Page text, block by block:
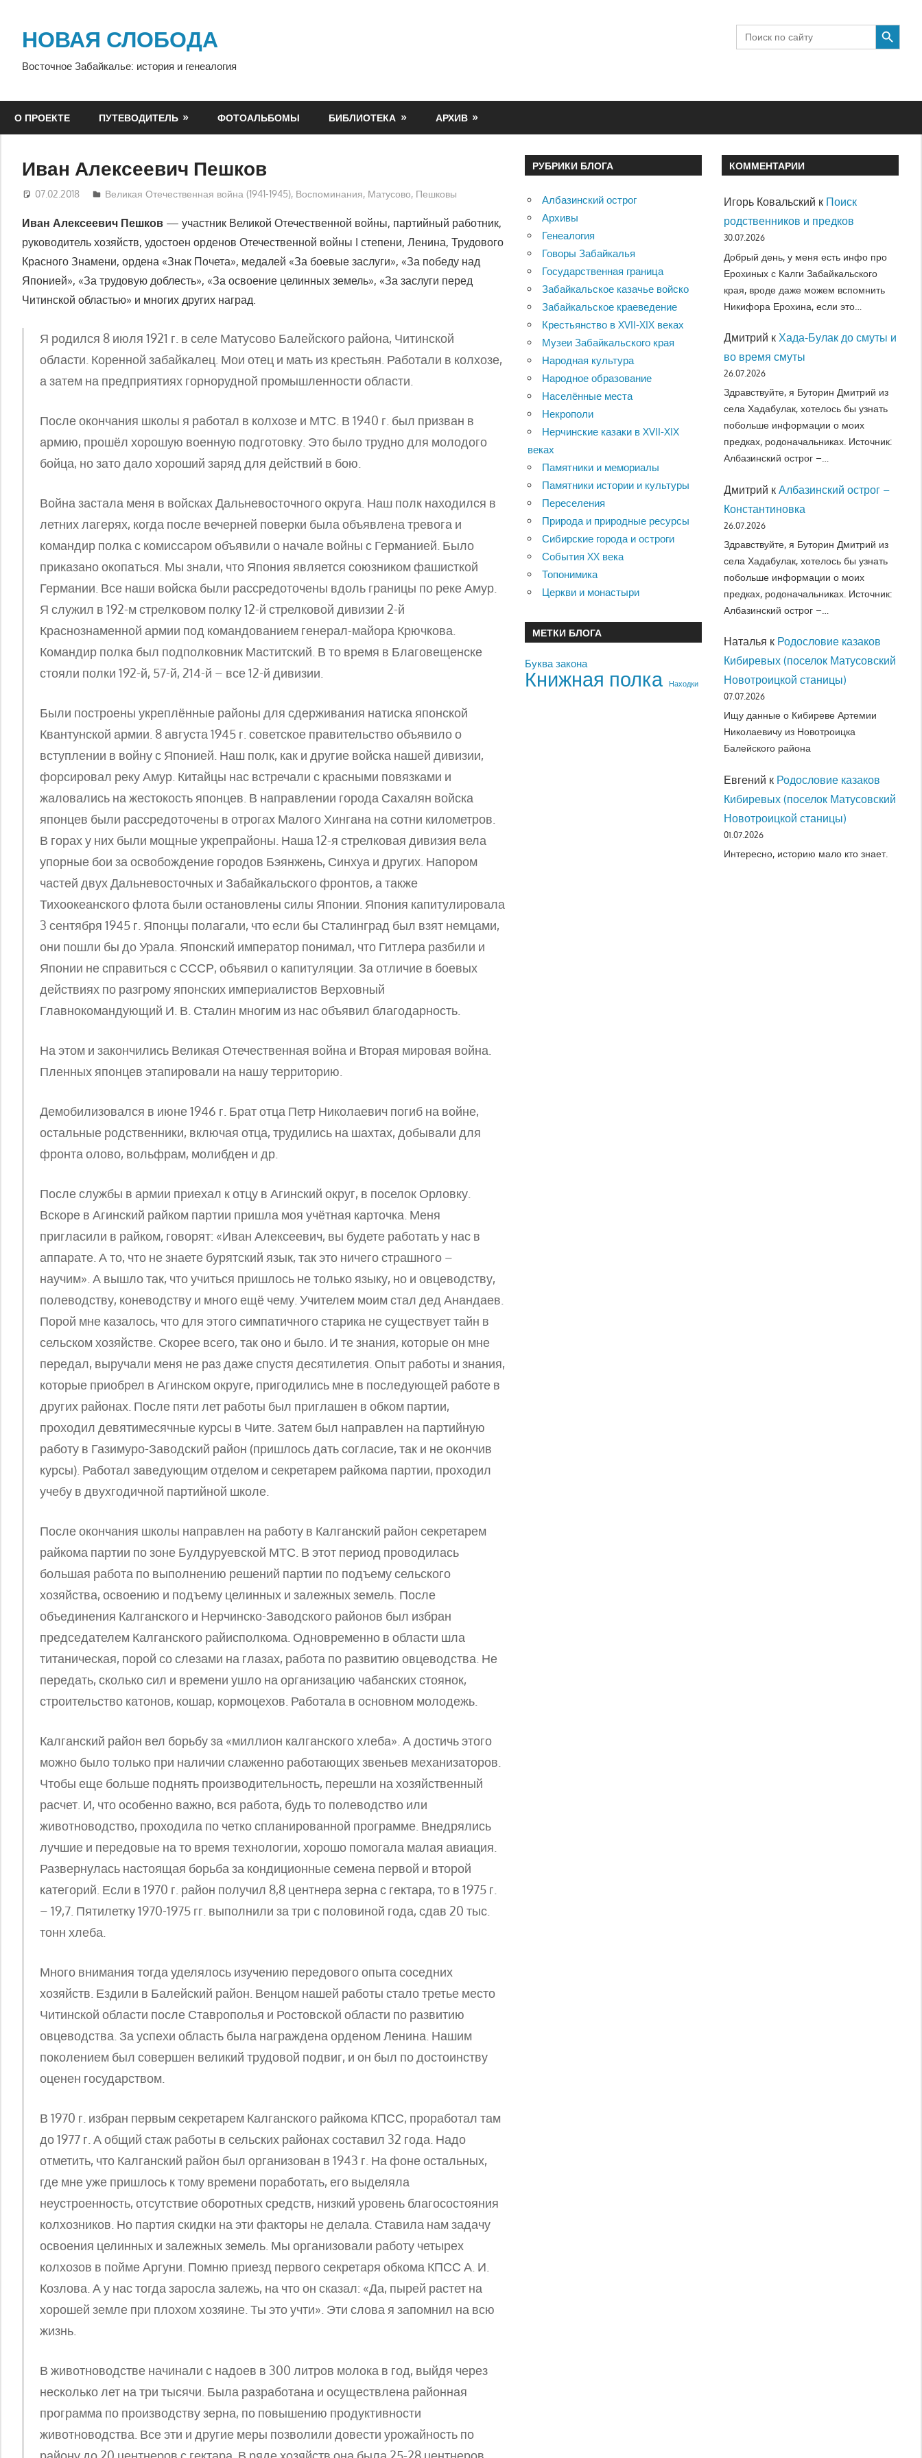
содержимому
НОВАЯ СЛОБОДА
Восточное Забайкалье: история и генеалогия
Search
for:
SEARCH BUTTON
О ПРОЕКТЕ ПУТЕВОДИТЕЛЬ ФОТОАЛЬБОМЫ БИБЛИОТЕКА АРХИВ
Иван Алексеевич Пешков
07.02.2018 Екатерина Аникина
Великая Отечественная война (1941-1945), Воспоминания, Матусово, Пешковы
Иван Алексеевич Пешков — участник Великой Отечественной войны, партийный работник,
руководитель хозяйств, удостоен орденов Отечественной войны I степени, Ленина, Трудового
Красного Знамени, ордена «Знак Почета», медалей «За боевые заслуги», «За победу над
Японией», «За трудовую доблесть», «За освоение целинных земель», «За заслуги перед
Читинской областью» и многих других наград.
Я родился 8 июля 1921 г. в селе Матусово Балейского района, Читинской
области. Коренной забайкалец. Мои отец и мать из крестьян. Работали в колхозе,
а затем на предприятиях горнорудной промышленности области.
После окончания школы я работал в колхозе и МТС. В 1940 г. был призван в
армию, прошёл хорошую военную подготовку. Это было трудно для молодого
бойца, но зато дало хороший заряд для действий в бою.
Война застала меня в войсках Дальневосточного округа. Наш полк находился в
летних лагерях, когда после вечерней поверки была объявлена тревога и
командир полка с комиссаром объявили о начале войны с Германией. Было
приказано окопаться. Мы знали, что Япония является союзником фашисткой
Германии. Все наши войска были рассредоточены вдоль границы по реке Амур.
Я служил в 192-м стрелковом полку 12-й стрелковой дивизии 2-й
Краснознаменной армии под командованием генерал-майора Крючкова.
Командир полка был подполковник Маститский. В то время в Благовещенске
стояли полки 192-й, 57-й, 214-й – все 12-й дивизии.
Были построены укреплённые районы для сдерживания натиска японской
Квантунской армии. 8 августа 1945 г. советское правительство объявило о
вступлении в войну с Японией. Наш полк, как и другие войска нашей дивизии,
форсировал реку Амур. Китайцы нас встречали с красными повязками и
жаловались на жестокость японцев. В направлении города Сахалян войска
японцев были рассредоточены в отрогах Малого Хингана на сотни километров.
В горах у них были мощные укрепрайоны. Наша 12-я стрелковая дивизия вела
упорные бои за освобождение городов Бэянжень, Синхуа и других. Напором
частей двух Дальневосточных и Забайкальского фронтов, а также
Тихоокеанского флота были остановлены силы Японии. Япония капитулировала
3 сентября 1945 г. Японцы полагали, что если бы Сталинград был взят немцами,
они пошли бы до Урала. Японский император понимал, что Гитлера разбили и
Японии не справиться с СССР, объявил о капитуляции. За отличие в боевых
действиях по разгрому японских империалистов Верховный
Главнокомандующий И. В. Сталин многим из нас объявил благодарность.
На этом и закончились Великая Отечественная война и Вторая мировая война.
Пленных японцев этапировали на нашу территорию.
Демобилизовался в июне 1946 г. Брат отца Петр Николаевич погиб на войне,
остальные родственники, включая отца, трудились на шахтах, добывали для
фронта олово, вольфрам, молибден и др.
После службы в армии приехал к отцу в Агинский округ, в поселок Орловку.
Вскоре в Агинский райком партии пришла моя учётная карточка. Меня
пригласили в райком, говорят: «Иван Алексеевич, вы будете работать у нас в
аппарате. А то, что не знаете бурятский язык, так это ничего страшного –
научим». А вышло так, что учиться пришлось не только языку, но и овцеводству,
полеводству, коневодству и много ещё чему. Учителем моим стал дед Анандаев.
Порой мне казалось, что для этого симпатичного старика не существует тайн в
сельском хозяйстве. Скорее всего, так оно и было. И те знания, которые он мне
передал, выручали меня не раз даже спустя десятилетия. Опыт работы и знания,
которые приобрел в Агинском округе, пригодились мне в последующей работе в
других районах. После пяти лет работы был приглашен в обком партии,
проходил девятимесячные курсы в Чите. Затем был направлен на партийную
работу в Газимуро-Заводский район (пришлось дать согласие, так и не окончив
курсы). Работал заведующим отделом и секретарем райкома партии, проходил
учебу в двухгодичной партийной школе.
После окончания школы направлен на работу в Калганский район секретарем
райкома партии по зоне Булдуруевской МТС. В этот период проводилась
большая работа по выполнению решений партии по подъему сельского
хозяйства, освоению и подъему целинных и залежных земель. После
объединения Калганского и Нерчинско-Заводского районов был избран
председателем Калганского райисполкома. Одновременно в области шла
титаническая, порой со слезами на глазах, работа по развитию овцеводства. Не
передать, сколько сил и времени ушло на организацию чабанских стоянок,
строительство катонов, кошар, кормоцехов. Работала в основном молодежь.
Калганский район вел борьбу за «миллион калганского хлеба». А достичь этого
можно было только при наличии слаженно работающих звеньев механизаторов.
Чтобы еще больше поднять производительность, перешли на хозяйственный
расчет. И, что особенно важно, вся работа, будь то полеводство или
животноводство, проходила по четко спланированной программе. Внедрялись
лучшие и передовые на то время технологии, хорошо помогала малая авиация.
Развернулась настоящая борьба за кондиционные семена первой и второй
категорий. Если в 1970 г. район получил 8,8 центнера зерна с гектара, то в 1975 г.
– 19,7. Пятилетку 1970-1975 гг. выполнили за три с половиной года, сдав 20 тыс.
тонн хлеба.
Много внимания тогда уделялось изучению передового опыта соседних
хозяйств. Ездили в Балейский район. Венцом нашей работы стало третье место
Читинской области после Ставрополья и Ростовской области по развитию
овцеводства. За успехи область была награждена орденом Ленина. Нашим
поколением был совершен великий трудовой подвиг, и он был по достоинству
оценен государством.
В 1970 г. избран первым секретарем Калганского райкома КПСС, проработал там
до 1977 г. А общий стаж работы в сельских районах составил 32 года. Надо
отметить, что Калганский район был организован в 1943 г. На фоне остальных,
где мне уже пришлось к тому времени поработать, его выделяла
неустроенность, отсутствие оборотных средств, низкий уровень благосостояния
колхозников. Но партия скидки на эти факторы не делала. Ставила нам задачу
освоения целинных и залежных земель. Мы организовали работу четырех
колхозов в пойме Аргуни. Помню приезд первого секретаря обкома КПСС А. И.
Козлова. А у нас тогда заросла залежь, на что он сказал: «Да, пырей растет на
хорошей земле при плохом хозяине. Ты это учти». Эти слова я запомнил на всю
жизнь.
В животноводстве начинали с надоев в 300 литров молока в год, выйдя через
несколько лет на три тысячи. Была разработана и осуществлена районная
программа по производству зерна, по повышению продуктивности
животноводства. Все эти и другие меры позволили довести урожайность по
РУБРИКИ БЛОГА
Албазинский острог
Архивы
Генеалогия
Говоры Забайкалья
Государственная граница
Забайкальское казачье войско
Забайкальское краеведение
Крестьянство в XVII-XIX веках
Музеи Забайкальского края
Народная культура
Народное образование
Населённые места
Некрополи
Нерчинские казаки в XVII-XIX
веках
Памятники и мемориалы
Памятники истории и культуры
Переселения
Природа и природные ресурсы
Сибирские города и остроги
События XX века
Топонимика
Церкви и монастыри
МЕТКИ БЛОГА
Буква закона
Книжная полка Находки
КОММЕНТАРИИ
Игорь Ковальский к Поиск
родственников и предков
30.07.2026
Добрый день, у меня есть инфо про
Ерохиных с Калги Забайкальского
края, вроде даже можем вспомнить
Никифора Ерохина, если это…
Дмитрий к Хада-Булак до смуты и
во время смуты
26.07.2026
Здравствуйте, я Буторин Дмитрий из
села Хадабулак, хотелось бы узнать
побольше информации о моих
предках, родоначальниках. Источник:
Албазинский острог –…
Дмитрий к Албазинский острог –
Константиновка
26.07.2026
Здравствуйте, я Буторин Дмитрий из
села Хадабулак, хотелось бы узнать
побольше информации о моих
предках, родоначальниках. Источник:
Албазинский острог –…
Наталья к Родословие казаков
Кибиревых (поселок Матусовский
Новотроицкой станицы)
07.07.2026
Ищу данные о Кибиреве Артемии
Николаевичу из Новотроицка
Балейского района
Евгений к Родословие казаков
Кибиревых (поселок Матусовский
Новотроицкой станицы)
01.07.2026
Интересно, историю мало кто знает.